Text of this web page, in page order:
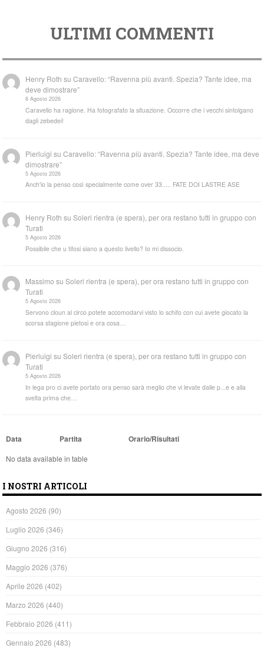
ULTIMI COMMENTI
Henry Roth suCaravello: “Ravenna più avanti. Spezia? Tante idee, ma
deve dimostrare”
6 Agosto 2026
Caravello ha ragione. Ha fotografato la situazione. Occorre che i vecchi sintolgano
dagli zebedei!
Pierluigi suCaravello: “Ravenna più avanti. Spezia? Tante idee, ma deve
dimostrare”
5 Agosto 2026
Anch'io la penso così specialmente come over 33..... FATE DOI LASTRE ASE
Henry Roth suSoleri rientra (e spera), per ora restano tutti in gruppo con
Turati
5 Agosto 2026
Possibile che u tifosi siano a questo livello? Io mi dissocio.
Massimo suSoleri rientra (e spera), per ora restano tutti in gruppo con
Turati
5 Agosto 2026
Servono cloun al circo potete accomodarvi visto lo schifo con cui avete giocato la
scorsa stagione pietosi e ora cosa…
Pierluigi suSoleri rientra (e spera), per ora restano tutti in gruppo con
Turati
5 Agosto 2026
In lega pro ci avete portato ora penso sarà meglio che vi levate dalle p...e e alla
svelta prima che…
Data Partita Orario/Risultati
No data available in table
I NOSTRI ARTICOLI
Agosto 2026 (90)
Luglio 2026 (346)
Giugno 2026 (316)
Maggio 2026 (376)
Aprile 2026 (402)
Marzo 2026 (440)
Febbraio 2026 (411)
Gennaio 2026 (483)